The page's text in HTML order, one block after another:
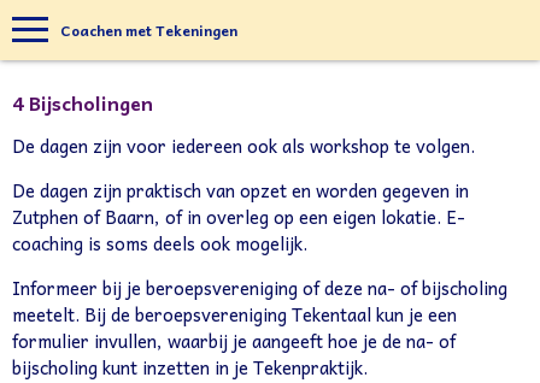
Coachen met Tekeningen
4 Bijscholingen
De dagen zijn voor iedereen ook als workshop te volgen.
De dagen zijn praktisch van opzet en worden gegeven in
Zutphen of Baarn, of in overleg op een eigen lokatie. E-
coaching is soms deels ook mogelijk.
Informeer bij je beroepsvereniging of deze na- of bijscholing
meetelt. Bij de beroepsvereniging Tekentaal kun je een
formulier invullen, waarbij je aangeeft hoe je de na- of
bijscholing kunt inzetten in je Tekenpraktijk.